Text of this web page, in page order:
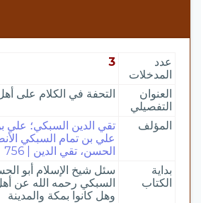
عدد
المدخلات
3
العنوان
التفصيلي
التحفة في الكلام على
المؤلف
تقي الدين السبكي؛ علي
علي بن تمام السبكي
الحسن، تقي الدين | 756
بداية
الكتاب
سئل شيخ الإسلام أبو
السبكي رحمه الله عن
وهل كانوا بمكة والمدينة